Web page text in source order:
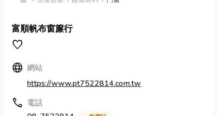
富順帆布窗簾行
favorite
Language 網站
https://www.pt7522814.com.tw
call 電話